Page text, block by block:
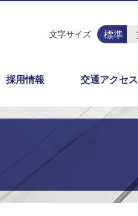
採用情報 交通アクセ
文字サイズ 標準